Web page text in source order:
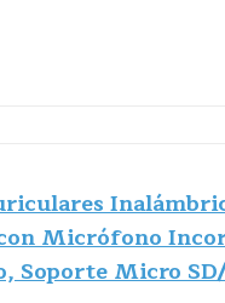
Micrófono
Soporte Micro